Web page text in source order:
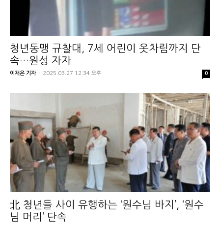
청년동맹 규찰대, 7세 어린이 옷차림까지 단
속…원성 자자
이채은 기자 - 2025.03.27 12:34 오후 0
北 청년들 사이 유행하는 ‘원수님 바지’, ‘원수
님 머리’ 단속